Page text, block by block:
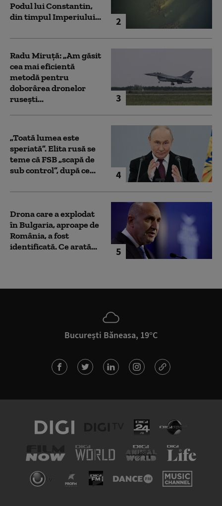
2
Podul lui Constantin,
din timpul Imperiului...
3
Radu Miruță: „Am găsit
cea mai eficientă
metodă pentru
doborârea dronelor
rusești...
4
„Toată lumea este
speriată”. Elita rusă se
teme că FSB „scapă de
sub control”, după ce...
5
Drona care a explodat
în Bulgaria, aproape de
România, a fost
identificată. Ce arată...
București Băneasa, 19°C